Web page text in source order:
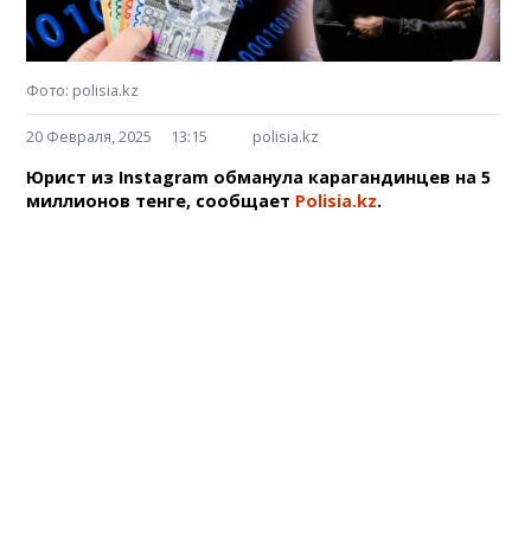
Фото: polisia.kz
20 Февраля, 2025 13:15 polisia.kz
Юрист из Instagram обманула карагандинцев на 5
миллионов тенге, сообщает Polisia.kz.